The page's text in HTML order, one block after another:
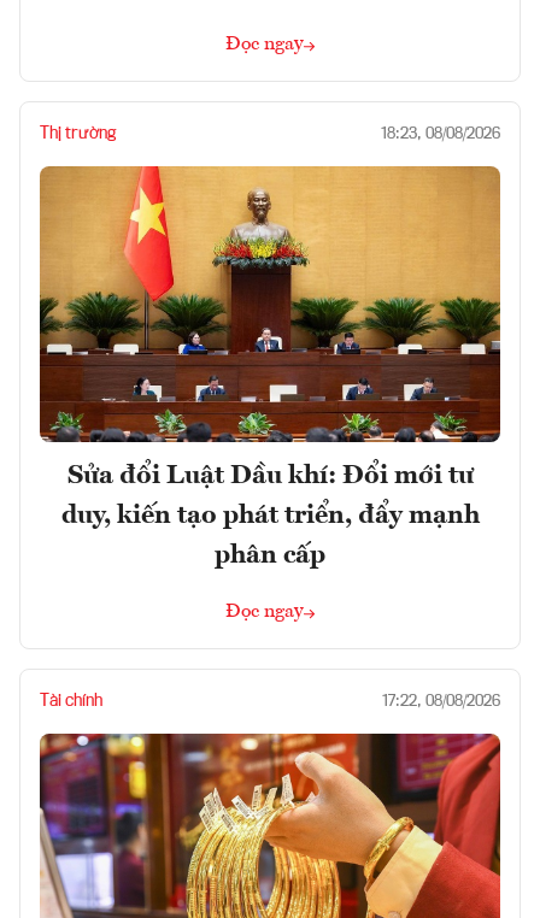
Đọc ngay
Thị trường 18:23, 08/08/2026
Sửa đổi Luật Dầu khí: Đổi mới tư
duy, kiến tạo phát triển, đẩy mạnh
phân cấp
Đọc ngay
Tài chính 17:22, 08/08/2026